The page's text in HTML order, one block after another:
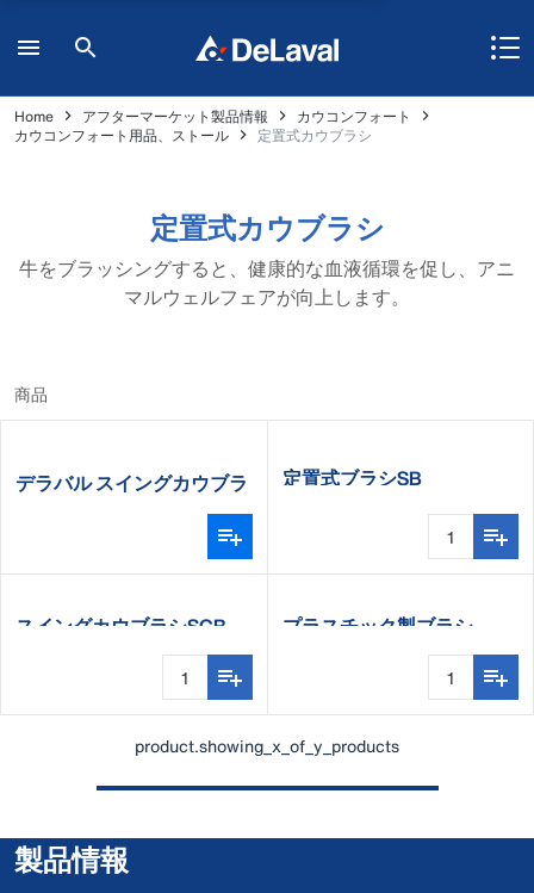
Home アフターマーケット製品情報
カウコンフォート
カウコンフォート用品、ストール
定置式カウブラシ
定置式カウブラシ
牛をブラッシングすると、健康的な血液循環を促し、アニ
マルウェルフェアが向上します。
商品
デラバル スイングカウブラ 定置式ブラシSB
スイングカウブラシSCB プラスチック製ブラシ
product.showing_x_of_y_products
製品情報